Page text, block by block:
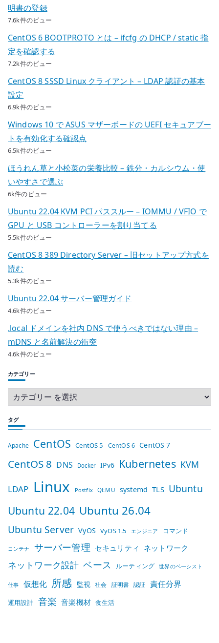
明書の登録
7.6k件のビュー
CentOS 6 BOOTPROTO とは – ifcfg の DHCP / static 指
定を確認する
7.2k件のビュー
CentOS 8 SSSD Linux クライアント – LDAP 認証の基本
設定
6.9k件のビュー
Windows 10 で ASUS マザーボードの UEFI セキュアブー
トを有効化する確認点
6.5k件のビュー
ほうれん草と小松菜の栄養比較 – 鉄分・カルシウム・使
いやすさで選ぶ
6k件のビュー
Ubuntu 22.04 KVM PCI パススルー – IOMMU / VFIO で
GPU と USB コントローラーを割り当てる
5.5k件のビュー
CentOS 8 389 Directory Server – 旧セットアップ方式を
読む
5.3k件のビュー
Ubuntu 22.04 サーバー管理ガイド
4.6k件のビュー
.local ドメインを社内 DNS で使うべきではない理由 –
mDNS と名前解決の衝突
4.6k件のビュー
カテゴリー
タグ
Apache CentOS CentOS 5 CentOS 6 CentOS 7
CentOS 8 DNS Docker IPv6 Kubernetes KVM
LDAP Linux Postfix QEMU systemd TLS Ubuntu
Ubuntu 22.04 Ubuntu 26.04
Ubuntu Server VyOS VyOS 1.5 エンジニア コマンド
コンテナ サーバー管理 セキュリティ ネットワーク
ネットワーク設計 ベース ルーティング 世界のベーシスト
仕事 仮想化 所感 監視 社会 証明書 認証 責任分界
運用設計 音楽 音楽機材 食生活